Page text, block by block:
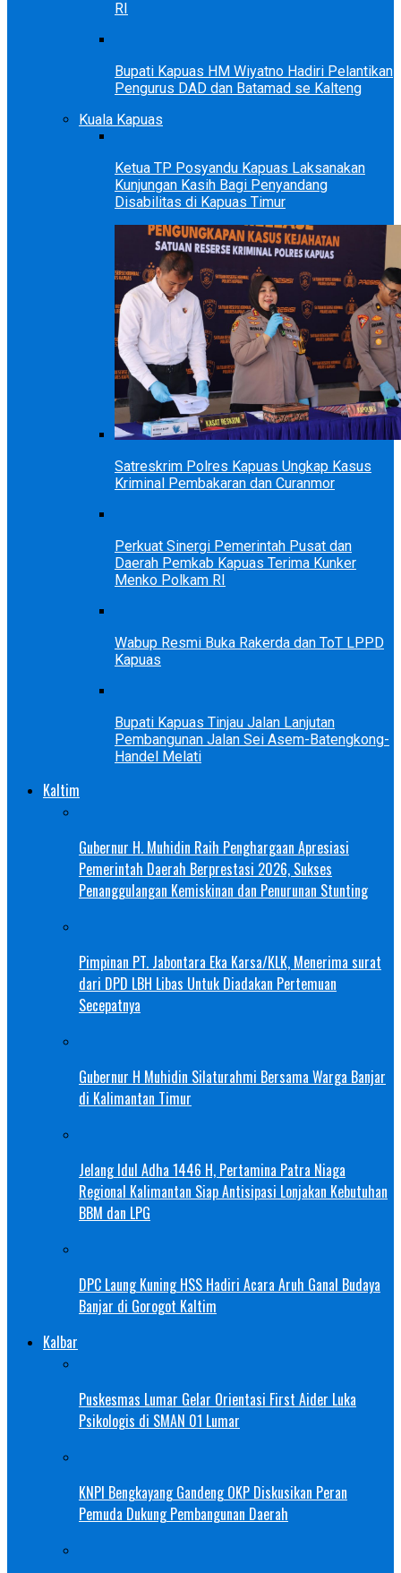
RI
Bupati Kapuas HM Wiyatno Hadiri Pelantikan
Pengurus DAD dan Batamad se Kalteng
Kuala Kapuas
Ketua TP Posyandu Kapuas Laksanakan
Kunjungan Kasih Bagi Penyandang
Disabilitas di Kapuas Timur
Satreskrim Polres Kapuas Ungkap Kasus
Kriminal Pembakaran dan Curanmor
Perkuat Sinergi Pemerintah Pusat dan
Daerah Pemkab Kapuas Terima Kunker
Menko Polkam RI
Wabup Resmi Buka Rakerda dan ToT LPPD
Kapuas
Bupati Kapuas Tinjau Jalan Lanjutan
Pembangunan Jalan Sei Asem-Batengkong-
Handel Melati
Kaltim
Gubernur H. Muhidin Raih Penghargaan Apresiasi
Pemerintah Daerah Berprestasi 2026, Sukses
Penanggulangan Kemiskinan dan Penurunan Stunting
Pimpinan PT. Jabontara Eka Karsa/KLK, Menerima surat
dari DPD LBH Libas Untuk Diadakan Pertemuan
Secepatnya
Gubernur H Muhidin Silaturahmi Bersama Warga Banjar
di Kalimantan Timur
Jelang Idul Adha 1446 H, Pertamina Patra Niaga
Regional Kalimantan Siap Antisipasi Lonjakan Kebutuhan
BBM dan LPG
DPC Laung Kuning HSS Hadiri Acara Aruh Ganal Budaya
Banjar di Gorogot Kaltim
Kalbar
Puskesmas Lumar Gelar Orientasi First Aider Luka
Psikologis di SMAN 01 Lumar
KNPI Bengkayang Gandeng OKP Diskusikan Peran
Pemuda Dukung Pembangunan Daerah